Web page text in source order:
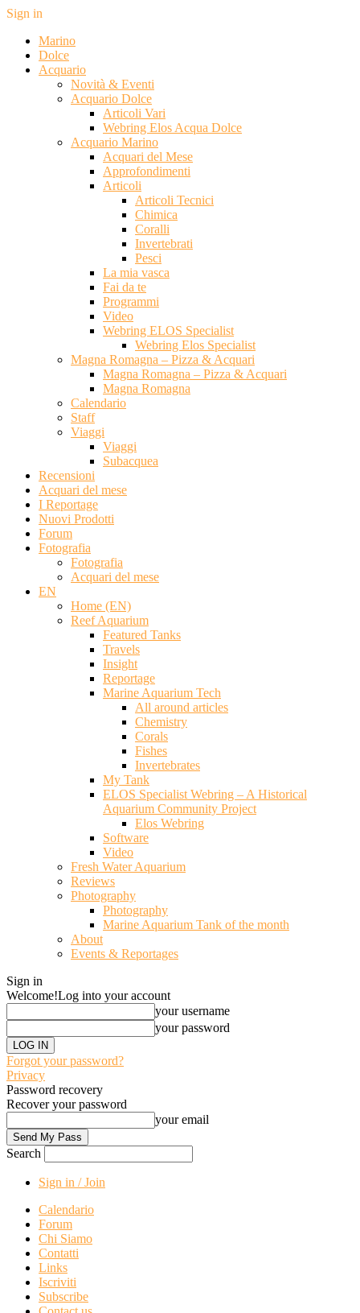
Sign in
Marino
Dolce
Acquario
Novità & Eventi
Acquario Dolce
Articoli Vari
Webring Elos Acqua Dolce
Acquario Marino
Acquari del Mese
Approfondimenti
Articoli
Articoli Tecnici
Chimica
Coralli
Invertebrati
Pesci
La mia vasca
Fai da te
Programmi
Video
Webring ELOS Specialist
Webring Elos Specialist
Magna Romagna – Pizza & Acquari
Magna Romagna – Pizza & Acquari
Magna Romagna
Calendario
Staff
Viaggi
Viaggi
Subacquea
Recensioni
Acquari del mese
I Reportage
Nuovi Prodotti
Forum
Fotografia
Fotografia
Acquari del mese
EN
Home (EN)
Reef Aquarium
Featured Tanks
Travels
Insight
Reportage
Marine Aquarium Tech
All around articles
Chemistry
Corals
Fishes
Invertebrates
My Tank
ELOS Specialist Webring – A Historical
Aquarium Community Project
Elos Webring
Software
Video
Fresh Water Aquarium
Reviews
Photography
Photography
Marine Aquarium Tank of the month
About
Events & Reportages
Sign in
Welcome!Log into your account
your username
your password
Forgot your password?
Privacy
Password recovery
Recover your password
your email
Search
Sign in / Join
Calendario
Forum
Chi Siamo
Contatti
Links
Iscriviti
Subscribe